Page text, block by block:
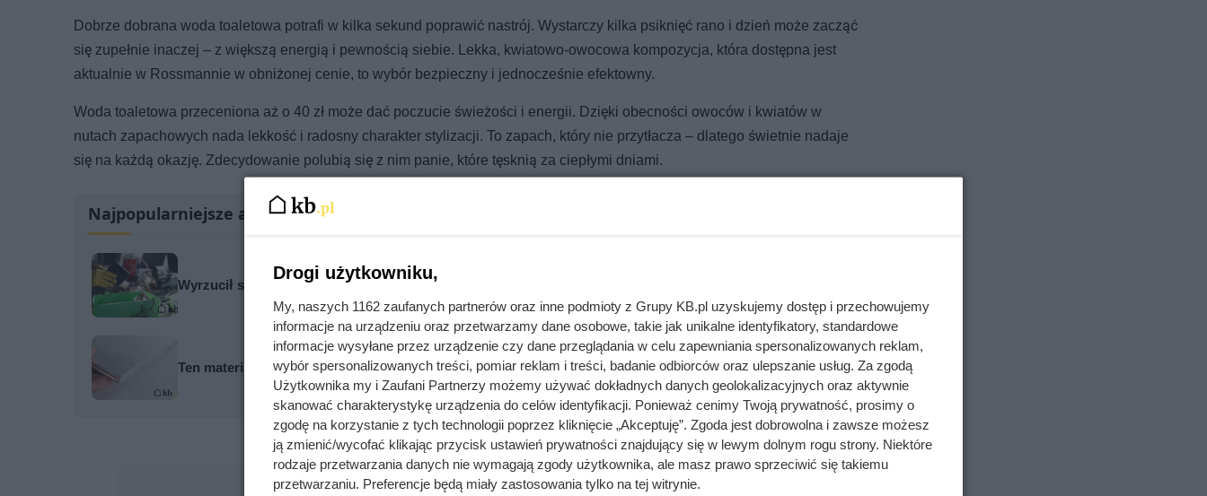
Dobrze dobrana woda toaletowa potrafi w kilka sekund poprawić nastrój. Wystarczy kilka psiknięć rano i dzień może zacząć
się zupełnie inaczej – z większą energią i pewnością siebie. Lekka, kwiatowo-owocowa kompozycja, która dostępna jest
aktualnie w Rossmannie w obniżonej cenie, to wybór bezpieczny i jednocześnie efektowny.
Woda toaletowa przeceniona aż o 40 zł może dać poczucie świeżości i energii. Dzięki obecności owoców i kwiatów w
nutach zapachowych nada lekkość i radosny charakter stylizacji. To zapach, który nie przytłacza – dlatego świetnie nadaje
się na każdą okazję. Zdecydowanie polubią się z nim panie, które tęsknią za ciepłymi dniami.
Najpopularniejsze artykuły
Wyrzucił stary komputer. Sąsiad pokazał mu, jak na tym złomie zarobić nawet 500 zł
Ten materiał bije styropian na głowę. Wystarczy 2 cm zamiast 17 cm
Drogi użytkowniku,
My, naszych 1162 zaufanych partnerów oraz inne podmioty z Grupy KB.pl uzyskujemy dostęp i przechowujemy
informacje na urządzeniu oraz przetwarzamy dane osobowe, takie jak unikalne identyfikatory, standardowe
informacje wysyłane przez urządzenie czy dane przeglądania w celu zapewniania spersonalizowanych reklam,
wybór spersonalizowanych treści, pomiar reklam i treści, badanie odbiorców oraz ulepszanie usług. Za zgodą
Użytkownika my i Zaufani Partnerzy możemy używać dokładnych danych geolokalizacyjnych oraz aktywnie
skanować charakterystykę urządzenia do celów identyfikacji. Ponieważ cenimy Twoją prywatność, prosimy o
zgodę na korzystanie z tych technologii poprzez kliknięcie „Akceptuję”. Zgoda jest dobrowolna i zawsze możesz
ją zmienić/wycofać klikając przycisk ustawień prywatności znajdujący się w lewym dolnym rogu strony. Niektóre
rodzaje przetwarzania danych nie wymagają zgody użytkownika, ale masz prawo sprzeciwić się takiemu
przetwarzaniu. Preferencje będą miały zastosowania tylko na tej witrynie.